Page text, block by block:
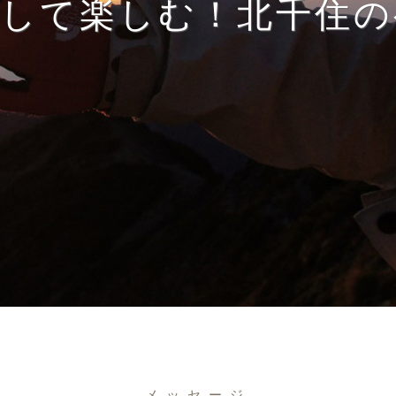
て楽しむ！北千住